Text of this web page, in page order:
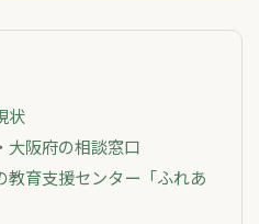
状
大阪府の相談窓口
教育支援センター「ふれあ